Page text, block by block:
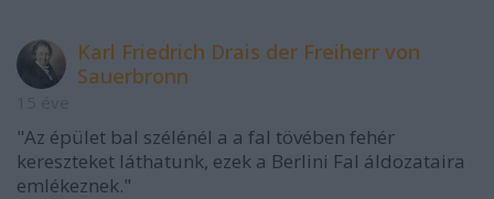
Karl Friedrich Drais der Freiherr von
Sauerbronn
"Az épület bal szélénél a a fal tövében fehér
kereszteket láthatunk, ezek a Berlini Fal áldozataira
emlékeznek."